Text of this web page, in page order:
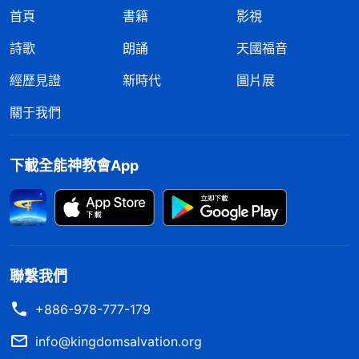
首頁 書籍
影視
詩歌
朗誦
天國福音
經歷見證
新時代
圖片展
關于我們
下載全能神教會App
聯繫我們
+886-978-777-179
info@kingdomsalvation.org